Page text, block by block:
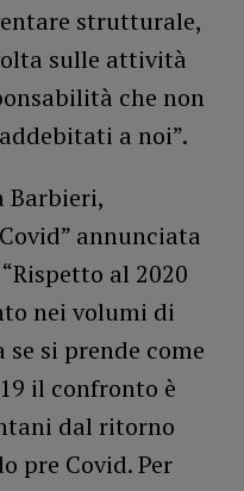
strutturale,
sulle attività
che non
a noi”.
Barbieri,
annunciata
al 2020
nei volumi di
si prende come
il confronto è
dal ritorno
pre Covid. Per